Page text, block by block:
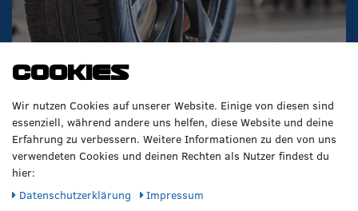
VERPASSE KEINE NEWS!
Abonniere jetzt unseren Newsletter und sicher dir folgende
Cookies
Wir nutzen Cookies auf unserer Website. Einige von diesen sind
essenziell, während andere uns helfen, diese Website und deine
Erfahrung zu verbessern. Weitere Informationen zu den von uns
verwendeten Cookies und deinen Rechten als Nutzer findest du
hier:
Daten­schutz­erklärung
Impressum